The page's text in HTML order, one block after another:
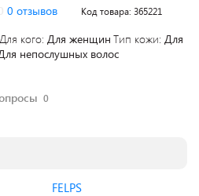
0 отзывов Код товара: 365221
Для кого: Для женщин Тип кожи: Для
непослушных волос
0
FELPS